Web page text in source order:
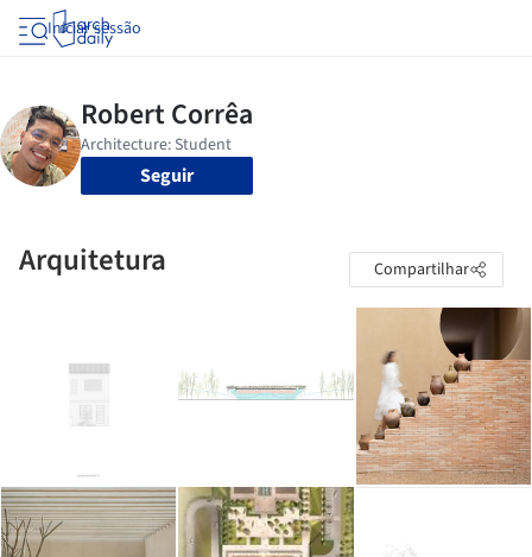
Iniciar sessão
Seguir
Arquitetura Compartilhar